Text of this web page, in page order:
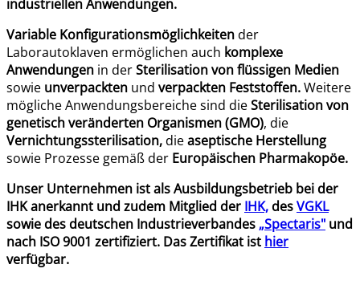
industriellen Anwendungen.
Variable Konfigurationsmöglichkeitender
Laborautoklaven ermöglichen auch komplexe
Anwendungen in derSterilisation von flüssigen Medien
sowie unverpackten und verpackten Feststoffen.Weitere
mögliche Anwendungsbereiche sind dieSterilisation von
genetisch veränderten Organismen (GMO), die
Vernichtungssterilisation,dieaseptische Herstellung
sowie Prozesse gemäß der Europäischen Pharmakopöe.
Unser Unternehmen ist als Ausbildungsbetrieb bei der
IHK anerkannt und zudem Mitglied der IHK, desVGKL
sowie des deutschen Industrieverbandes„Spectaris" und
nach ISO 9001 zertifiziert. Das Zertifikat ist hier
verfügbar.